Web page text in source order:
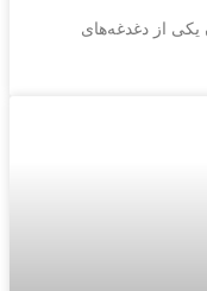
یکی از دغدغه‌های